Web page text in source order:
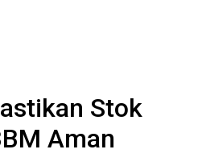
Stok
Aman